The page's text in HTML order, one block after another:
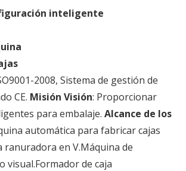
inteligente
2008, Sistema de gestión de
CE. Misión Visión: Proporcionar
para embalaje. Alcance de los
automática para fabricar cajas
ranuradora en V.Máquina de
visual.Formador de caja